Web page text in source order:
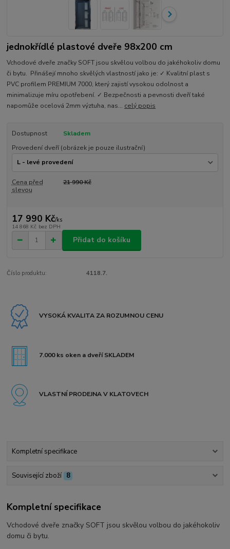
jednokřídlé plastové dveře 98x200 cm
Vchodové dveře značky SOFT jsou skvělou volbou do jakéhokoliv domu
či bytu. Přinášejí mnoho skvělých vlastností jako je: ✓ Kvalitní plast s
PVC profilem PREMIUM 7000, který zajistí vysokou odolnost a
minimalizuje míru opotřebení. ✓ Bezpečnosti a pevnosti dveří také
napomůže ocelová 2mm výztuha, nas... celý popis
Dostupnost
Skladem
Provedení dveří (obrázek je pouze ilustrační)
Cena před
slevou
21 990 Kč
17 990 Kč/ks
14 868 Kč bez DPH
Přidat do košíku
Číslo produktu: 4118.7.
VYSOKÁ KVALITA ZA ROZUMNOU CENU
7.000 ks oken a dveří SKLADEM
VLASTNÍ PRODEJNA V KLATOVECH
Kompletní specifikace
Související zboží 8
Kompletní specifikace
Vchodové dveře značky SOFT jsou skvělou volbou do jakéhokoliv
domu či bytu.